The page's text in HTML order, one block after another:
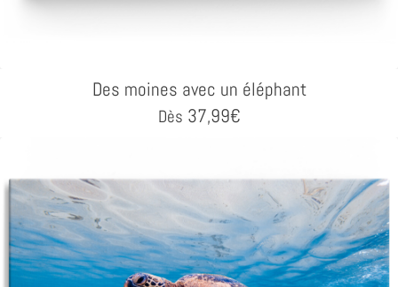
Des moines avec un éléphant
Dès 37,99€